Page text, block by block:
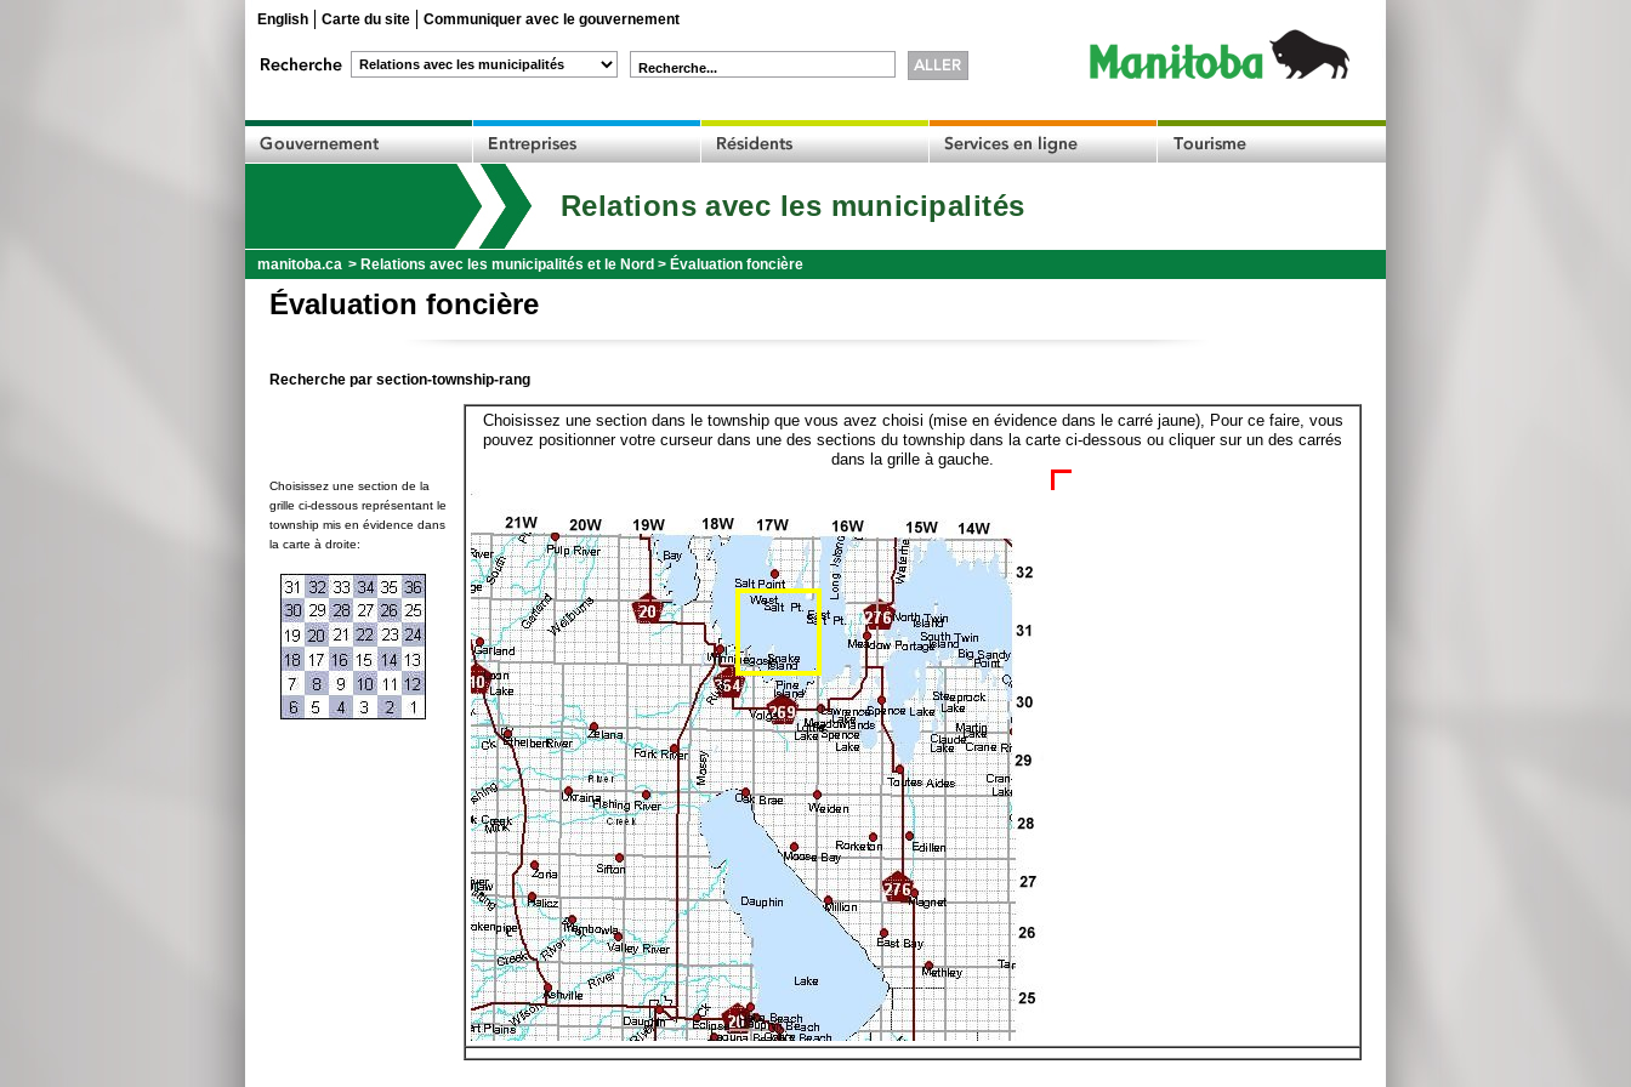
English Carte du site Communiquer avec le gouvernement
Recherche...
Relations avec les municipalités
manitoba.ca > Relations avec les municipalités et le Nord > Évaluation foncière
Évaluation foncière
Recherche par section-township-rang
Choisissez une section de la
grille ci-dessous représentant le
township mis en évidence dans
la carte à droite:
Choisissez une section dans le township que vous avez choisi (mise en évidence dans le carré jaune), Pour ce faire, vous
pouvez positionner votre curseur dans une des sections du township dans la carte ci-dessous ou cliquer sur un des carrés
dans la grille à gauche.